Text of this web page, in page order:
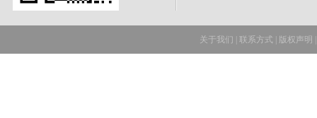
关于我们 联系方式 版权声明